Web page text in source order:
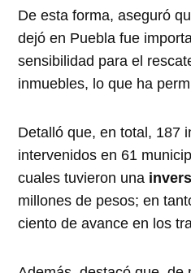
De esta forma, aseguró
dejó en Puebla fue
sensibilidad para el
inmuebles, lo que ha
Detalló que, en total, 187
intervenidos en 61
cuales tuvieron una
millones de pesos; en
ciento de avance en los